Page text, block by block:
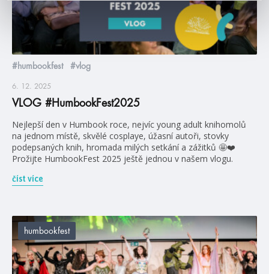
#humbookfest #vlog
6. 12. 2025
VLOG #HumbookFest2025
Nejlepší den v Humbook roce, nejvíc young adult knihomolů
na jednom místě, skvělé cosplaye, úžasní autoři, stovky
podepsaných knih, hromada milých setkání a zážitků 🤩❤️
Prožijte HumbookFest 2025 ještě jednou v našem vlogu.
číst více
humbookfest